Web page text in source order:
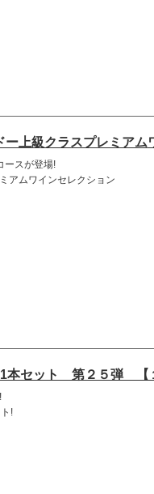
ー上級クラスプレミア
ースが登場!
アムワインセレクション
本セット 第２５弾 【
!